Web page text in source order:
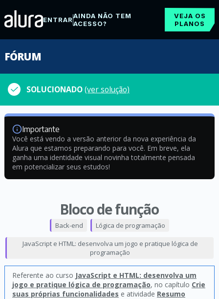
ENTRARAINDA NÃO TEM
ACESSO?
VEJA OS
PLANOS
FÓRUM
SOLUCIONADO(ver solução)
Importante
Você está vendo a versão anterior da nova experiência da
Alura que estamos preparando para você. Em breve, ela
ganha uma identidade visual novinha totalmente pensada
em potencializar seus estudos!
Bloco de função
Back-end Lógica de programação
JavaScript e HTML: desenvolva um jogo e pratique lógica de
programação
Referente ao curso JavaScript e HTML: desenvolva um
jogo e pratique lógica de programação, no capítulo Crie
suas próprias funcionalidades e atividade Resumo